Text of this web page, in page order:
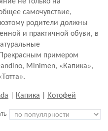
самочувствие,
родители должны
и практичной обуви, в
примером
Minimen, «Капика»,
Капика Котофей